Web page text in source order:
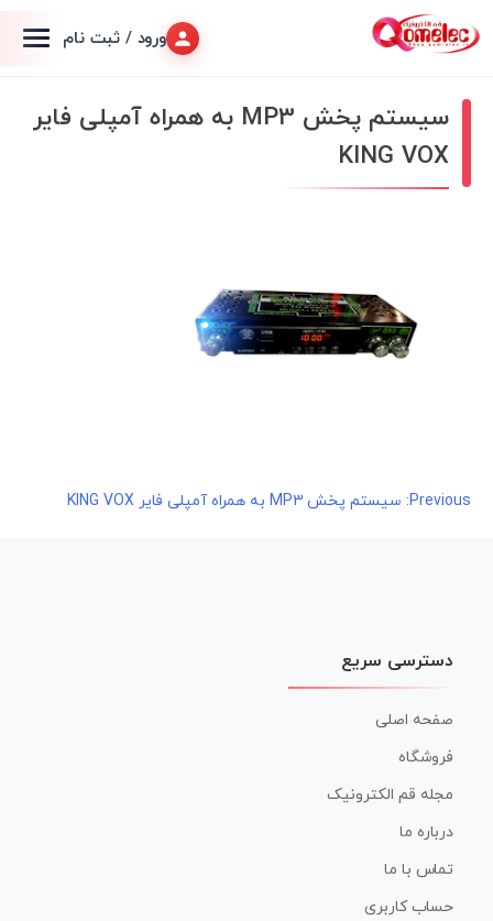
ورود / ثبت نام
سیستم پخش MP3 به همراه آمپلی فایر
KING VOX
راهبری
Previous: سیستم پخش MP3 به همراه آمپلی فایر KING VOX
دسترسی سریع
صفحه اصلی
فروشگاه
مجله قم الکترونیک
درباره ما
تماس با ما
حساب کاربری